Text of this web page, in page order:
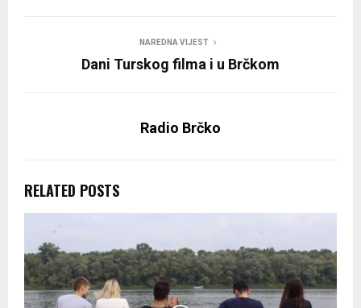
NAREDNA VIJEST
Dani Turskog filma i u Brčkom
Radio Brčko
RELATED POSTS